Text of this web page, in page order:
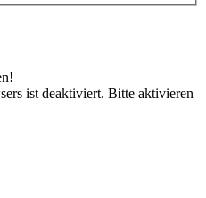
ist deaktiviert. Bitte aktivieren